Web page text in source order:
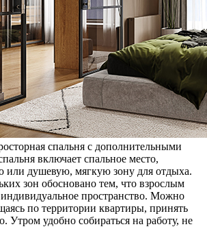
спальня с дополнительными
включает спальное место,
или душевую, мягкую зону для отдыха.
зон обосновано тем, что взрослым
пространство. Можно
по территории квартиры, принять
Утром удобно собираться на работу, не